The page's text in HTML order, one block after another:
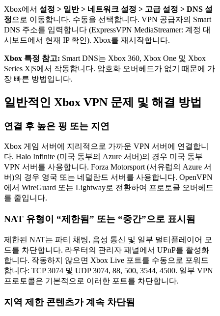
Xbox에서 설정 > 일반 > 네트워크 설정 > 고급 설정 > DNS 설
정으로 이동합니다. 수동을 선택합니다. VPN 공급자의 Smart
DNS 주소를 입력합니다 (ExpressVPN MediaStreamer: 계정 대
시보드에서 현재 IP 확인). Xbox를 재시작합니다.
Xbox 특정 참고: Smart DNS는 Xbox 360, Xbox One 및 Xbox
Series X|S에서 작동합니다. 암호화 오버헤드가 없기 때문에 가
장 빠른 방법입니다.
일반적인 Xbox VPN 문제 및 해결 방법
연결 후 높은 핑 또는 지연
Xbox 게임 서버에 지리적으로 가까운 VPN 서버에 연결합니
다. Halo Infinite (미국 동부의 Azure 서버)의 경우 미국 동부
VPN 서버를 사용합니다. Forza Motorsport (서유럽의 Azure 서
버)의 경우 영국 또는 네덜란드 서버를 사용합니다. OpenVPN
에서 WireGuard 또는 Lightway로 전환하여 프로토콜 오버헤드
를 줄입니다.
NAT 유형이 “제한됨” 또는 “중간”으로 표시됨
제한된 NAT는 파티 채팅, 음성 통신 및 일부 멀티플레이어 모
드를 차단합니다. 라우터의 관리자 패널에서 UPnP를 활성화
합니다. 작동하지 않으면 Xbox Live 포트를 수동으로 포워드
합니다: TCP 3074 및 UDP 3074, 88, 500, 3544, 4500. 일부 VPN
프로토콜은 기본적으로 이러한 포트를 차단합니다.
지역 제한 콘텐츠가 계속 차단됨